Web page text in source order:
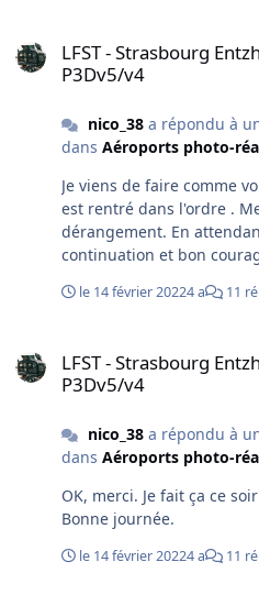
LFST - Strasbourg
P3Dv5/v4
nico_38a répondu à
dans Aéroports photo-
Je viens de faire comme
est rentré dans l'ordre .
dérangement. En attendant la suite... bonne
continuation et bon courage! Philippe. PS: j'ai
militaire (Alvéoles côté
le 14 février 20224 a 11
LFST - Strasbourg
P3Dv5/v4
nico_38a répondu à
dans Aéroports photo-
OK, merci. Je fait ça ce
Bonne journée.
le 14 février 20224 a 11